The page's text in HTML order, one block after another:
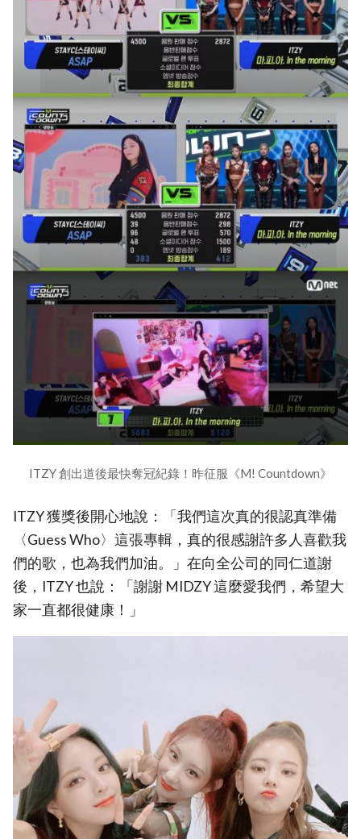
ITZY 創出道後最快奪冠紀錄！昨征服《M! Countdown》
ITZY 獲獎後開心地說：「我們這次真的很認真準備
〈Guess Who〉這張專輯，真的很感謝許多人喜歡我
們的歌，也為我們加油。」在向全公司的同仁道謝
後，ITZY 也說：「謝謝 MIDZY 這麼愛我們，希望大
家一直都很健康！」